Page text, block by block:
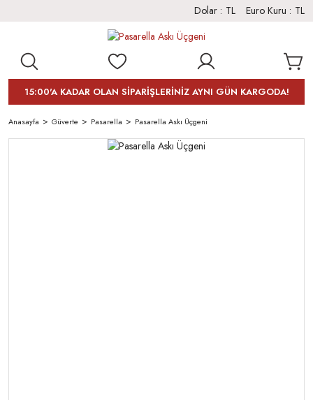
Dolar : TL Euro Kuru : TL
15:00'A KADAR OLAN SİPARİŞLERİNİZ AYNI GÜN KARGODA!
Anasayfa Güverte Pasarella Pasarella Askı Üçgeni